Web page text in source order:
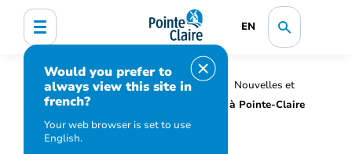
EN
Would you prefer to
always view this site in
french?
Your web browser is set to use
English.
Accueil Organisation municipale
Nouvelles et
médias
Actualités Les abeilles à Pointe-Claire